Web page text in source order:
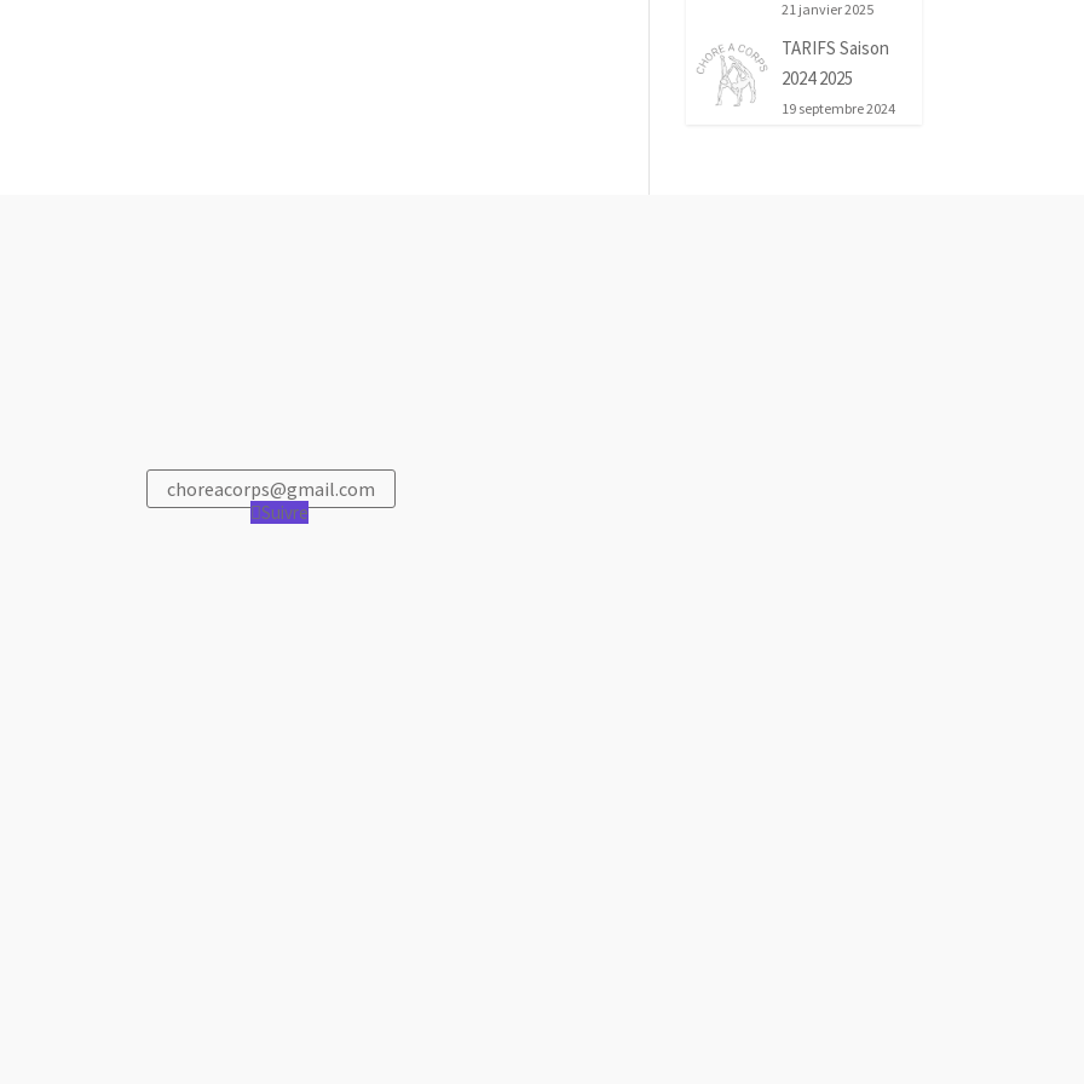
21 janvier 2025
TARIFS Saison
2024 2025
19 septembre 2024
choreacorps@gmail.com
Suivre